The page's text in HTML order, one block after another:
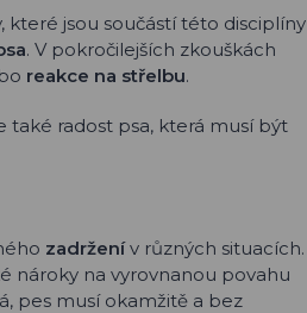
které jsou součástí této disciplíny
. V pokročilejších zkouškách
reakce na střelbu.
také radost psa, která musí být
zadrženív různých situacích.
nároky na vyrovnanou povahu
pes musí okamžitě a bez